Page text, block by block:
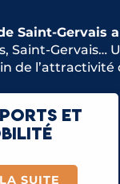
Saint-Gervais
Saint-
de
ET
SUITE